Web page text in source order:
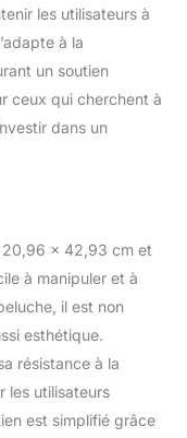
l'oreiller
taches tout
une nuit de
La
lavable en
peut être
les
le
les douleurs
dos, après
et d'autres
qui
souvent
nuit de
meilleur
pour
les utilisateurs à
à la
un soutien
ceux qui cherchent à
dans un
20,96 x 42,93 cm et
à manipuler et à
il est non
esthétique.
résistance à la
les utilisateurs
est simplifié grâce